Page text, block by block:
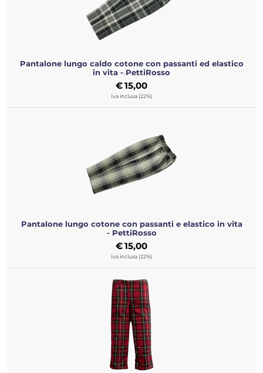
Pantalone lungo caldo cotone con passanti ed elastico
in vita - PettiRosso
€15,00
Iva inclusa (22%)
Pantalone lungo cotone con passanti e elastico in vita
- PettiRosso
€15,00
Iva inclusa (22%)